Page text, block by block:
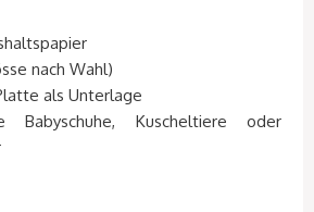
nach Wahl)
als Unterlage
Babyschuhe, Kuscheltiere oder